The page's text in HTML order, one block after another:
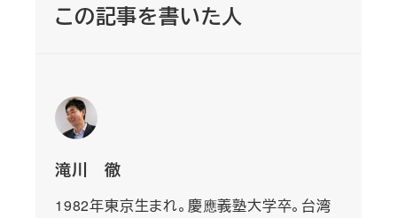
この記事を書いた人
滝川 徹
1982年東京生まれ。慶應義塾大学卒。台湾